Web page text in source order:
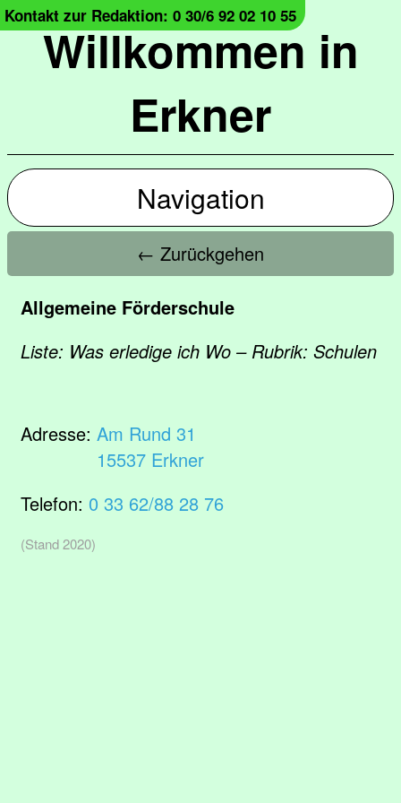
Willkommen in
Erkner
Kontakt zur Redaktion: 0 30/6 92 02 10 55
Navigation
← Zurückgehen
Allgemeine Förderschule
Liste: Was erledige ich Wo – Rubrik: Schulen
Adresse: Am Rund 31
15537 Erkner
Telefon: 0 33 62/88 28 76
(Stand 2020)